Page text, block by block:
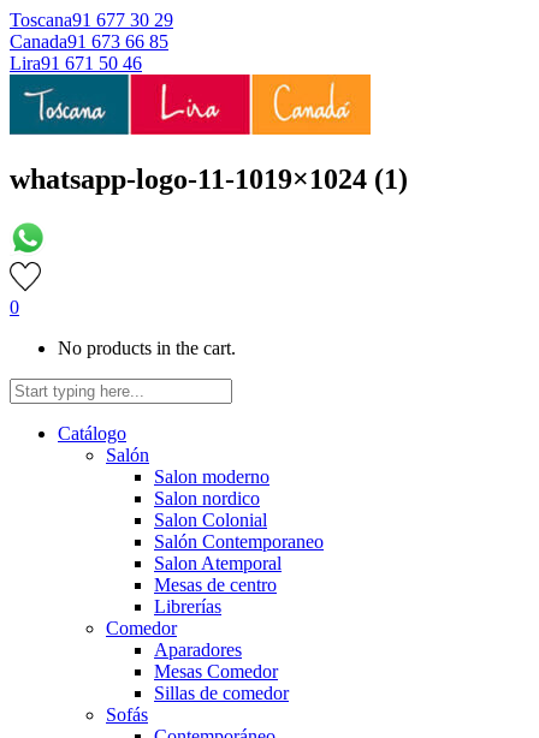
Toscana91 677 30 29
Canada91 673 66 85
Lira91 671 50 46
whatsapp-logo-11-1019×1024 (1)
0
No products in the cart.
Catálogo
Salón
Salon moderno
Salon nordico
Salon Colonial
Salón Contemporaneo
Salon Atemporal
Mesas de centro
Librerías
Comedor
Aparadores
Mesas Comedor
Sillas de comedor
Sofás